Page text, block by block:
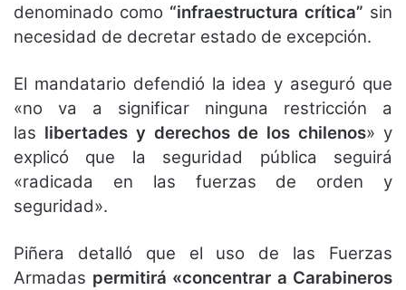
denominado como “infraestructura crítica” sin
necesidad de decretar estado de excepción.
El mandatario defendió la idea y aseguró que
«no va a significar ninguna restricción a
las libertades y derechos de los chilenos» y
explicó que la seguridad pública seguirá
«radicada en las fuerzas de orden y
seguridad».
Piñera detalló que el uso de las Fuerzas
Armadas permitirá «concentrar a Carabineros